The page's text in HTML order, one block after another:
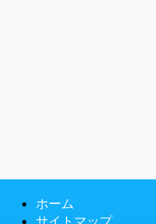
ホーム
サイトマップ